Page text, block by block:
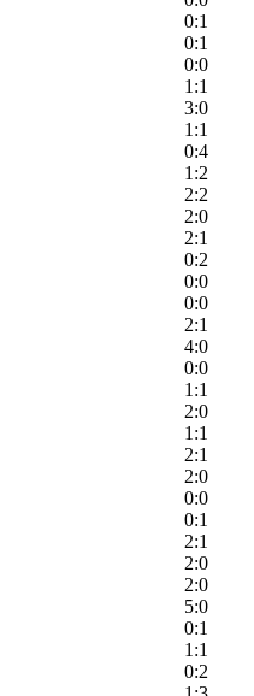
0:1
0:1
0:0
1:1
3:0
1:1
0:4
1:2
2:2
2:0
2:1
0:2
0:0
0:0
2:1
4:0
0:0
1:1
2:0
1:1
2:1
2:0
0:0
0:1
2:1
2:0
2:0
5:0
0:1
1:1
0:2